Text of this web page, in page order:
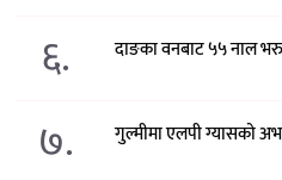
६. दाङका वनबाट ५५ नाल
७. गुल्मीमा एलपी ग्यासको